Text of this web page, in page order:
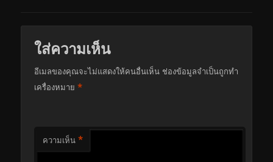
ใส่ความเห็น
อีเมลของคุณจะไม่แสดงให้คนอื่นเห็น ช่องข้อมูลจำเป็นถูกทำ
เครื่องหมาย*
ความเห็น *